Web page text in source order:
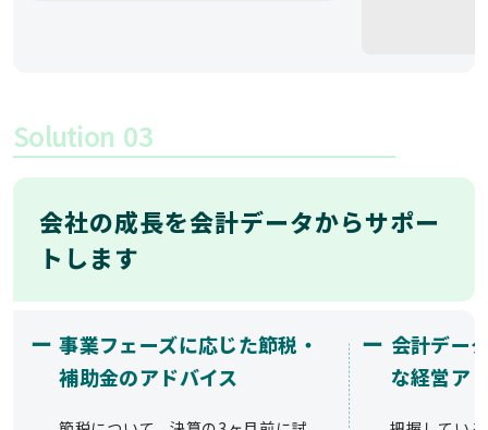
Solution 03
会社の成長を会計データからサポー
トします
ー 事業フェーズに応じた節税・
補助金のアドバイス
ー 会計デー
な経営ア